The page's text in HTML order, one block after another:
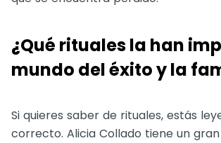
¿Qué rituales la han
mundo del éxito y la
Si quieres saber de rituales, estás
correcto. Alicia Collado tiene un